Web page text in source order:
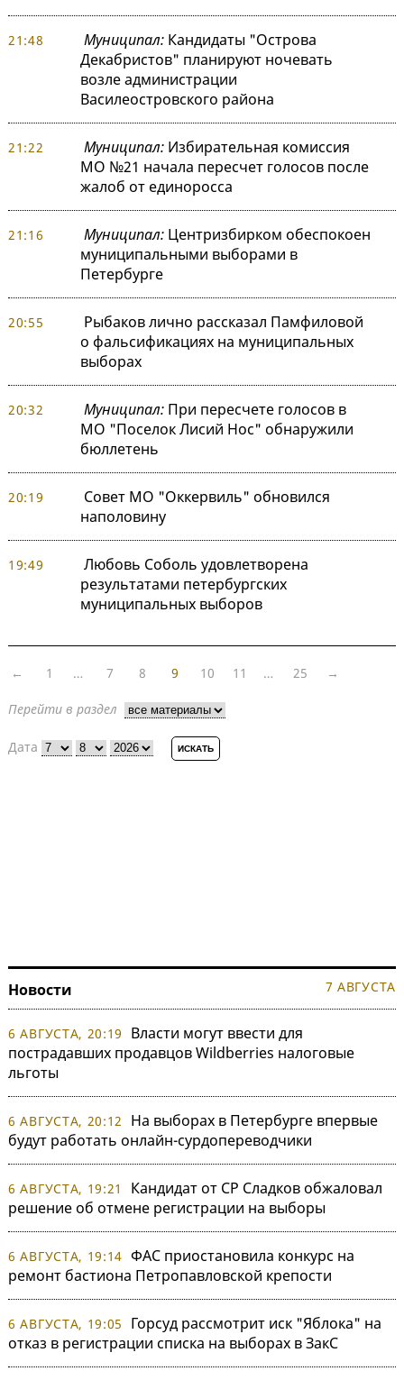
21:48 Муниципал:Кандидаты "Острова
Декабристов" планируют ночевать
возле администрации
Василеостровского района
21:22 Муниципал:Избирательная комиссия
МО №21 начала пересчет голосов после
жалоб от единоросса
21:16 Муниципал:Центризбирком обеспокоен
муниципальными выборами в
Петербурге
20:55
Рыбаков лично рассказал Памфиловой
о фальсификациях на муниципальных
выборах
20:32 Муниципал:При пересчете голосов в
МО "Поселок Лисий Нос" обнаружили
бюллетень
20:19
Совет МО "Оккервиль" обновился
наполовину
19:49
Любовь Соболь удовлетворена
результатами петербургских
муниципальных выборов
← 1 … 7 8 9 10 11 … 25 →
Перейти в раздел
Дата
Новости 7 АВГУСТА
6 АВГУСТА, 20:19
Власти могут ввести для
пострадавших продавцов Wildberries налоговые
льготы
6 АВГУСТА, 20:12
На выборах в Петербурге впервые
будут работать онлайн-сурдопереводчики
6 АВГУСТА, 19:21
Кандидат от СР Сладков обжаловал
решение об отмене регистрации на выборы
6 АВГУСТА, 19:14 ФАС приостановила конкурс на
ремонт бастиона Петропавловской крепости
6 АВГУСТА, 19:05
Горсуд рассмотрит иск "Яблока" на
отказ в регистрации списка на выборах в ЗакС